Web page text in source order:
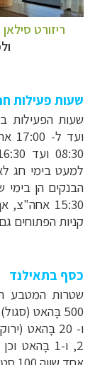
ריזורט
שעות פעילות
למעט בימי חג
15:30
קניות הפתוחים
כסף בתאילנד